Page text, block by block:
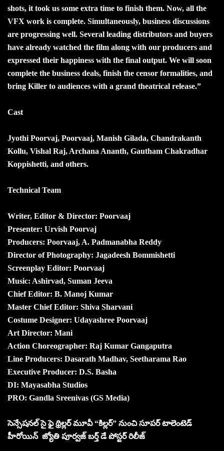
shots, it took us some extra time to finish them. Now, all the
VFX work is complete. Simultaneously, business discussions
are progressing well. Several leading distributors and buyers
have already watched the film along with our producers and
expressed their happiness with the final output. We will soon
complete the business deals, finish the censor formalities, and
bring Killer to audiences with a grand theatrical release.”
Cast
Jyothi Poorvaj, Poorvaaj, Manish Gilada, Chandrakanth
Kollu, Vishal Raj, Archana Ananth, Gautham Chakradhar
Koppishetti, and others.
Technical Team
Writer, Editor & Director: Poorvaaj
Presenter: Urvish Poorvaj
Producers: Poorvaaj, A. Padmanabha Reddy
Director of Photography: Jagadeesh Bommishetti
Screenplay Editor: Poorvaaj
Music: Ashirvad, Suman Jeeva
Chief Editor: B. Manoj Kumar
Master Chief Editor: Shiva Sharvani
Costume Designer: Udayashree Poorvaaj
Art Director: Mani
Action Choreographer: Raj Kumar Gangaputra
Line Producers: Dasarath Madhav, Seetharama Rao
Executive Producer: D.S. Basha
DI: Mayasabha Studios
PRO: Gandla Sreenivas (GS Media)
సెన్సేషనల్ సై ఫై థ్రిల్లర్ మూవీ “కిల్లర్” నుంచి సూపర్ టాలెంటెడ్
హీరోయిన్ జ్యోతి పూర్వజ్ బర్త్ డే పోస్టర్ రిలీజ్